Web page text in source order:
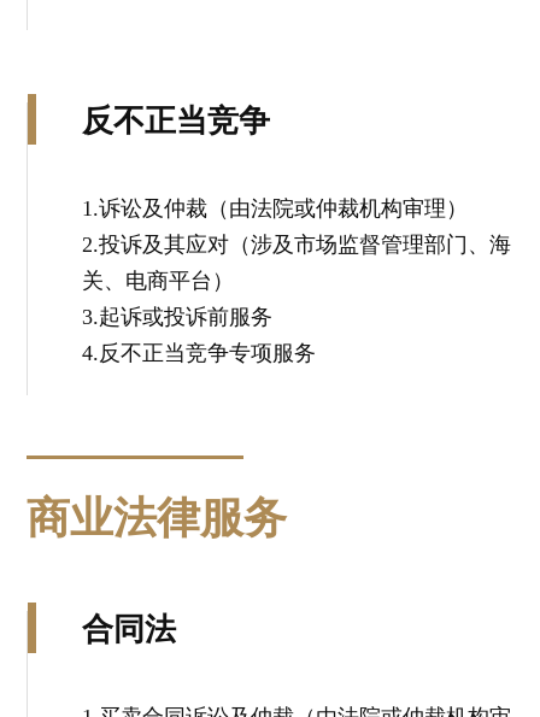
反不正当竞争
1.诉讼及仲裁（由法院或仲裁机构审理）
2.投诉及其应对（涉及市场监督管理部门、海
关、电商平台）
3.起诉或投诉前服务
4.反不正当竞争专项服务
商业法律服务
合同法